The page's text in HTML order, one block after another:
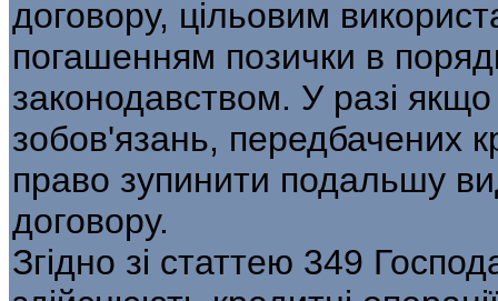
договору, цільовим
погашенням позички в
законодавством. У разі
зобов'язань, передбачених
право зупинити подальшу
договору.
Згідно зі статтею 349